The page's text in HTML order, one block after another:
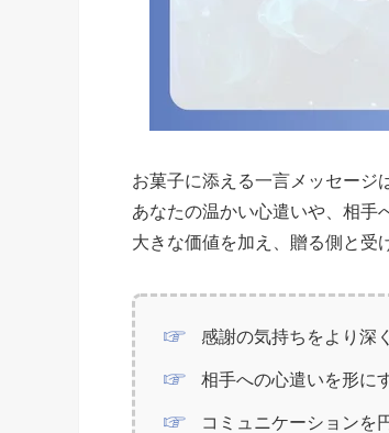
お菓子に添える一言メッセージ
あなたの温かい心遣いや、相手
大きな価値を加え、贈る側と受
感謝の気持ちをより深
相手への心遣いを形に
コミュニケーションを